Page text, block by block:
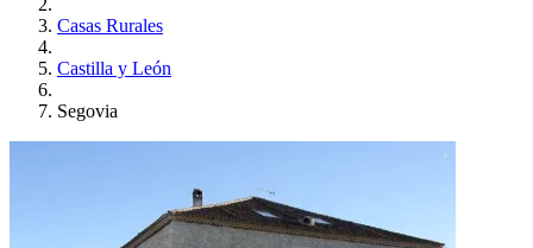
Casas Rurales
Castilla y León
Segovia